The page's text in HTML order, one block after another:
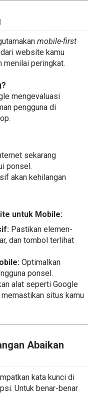
mobile-first
website kamu
menilai peringkat.
mengevaluasi
pengguna di
sekarang
ponsel.
akan kehilangan
untuk Mobile:
Pastikan elemen-
dan tombol terlihat
Optimalkan
ponsel.
alat seperti Google
situs kamu
Abaikan
kata kunci di
Untuk benar-benar